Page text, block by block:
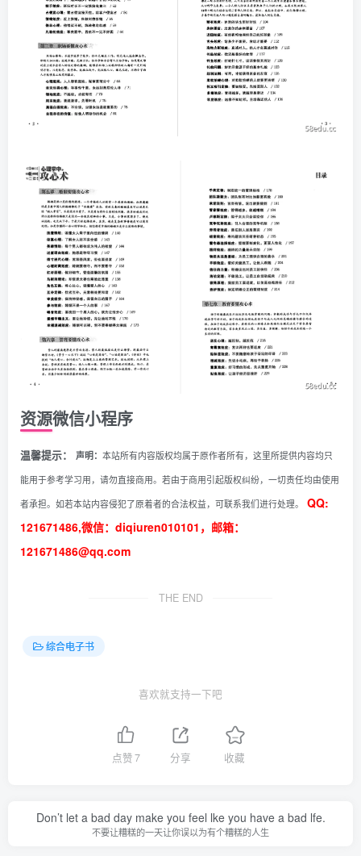
资源微信小程序
温馨提示： 声明： 本站所有内容版权均属于原作者所有，这里所提供内容均只
能用于参考学习用，请勿直接商用。若由于商用引起版权纠纷，一切责任均由使用
者承担。如若本站内容侵犯了原着者的合法权益，可联系我们进行处理。
QQ:
121671486,微信：diqiuren010101，邮箱：
121671486@qq.com
THE END
综合电子书
喜欢就支持一下吧
点赞7 分享 收藏
Don’t let a bad day make you feel lke you have a bad lfe.
不要让糟糕的一天让你误以为有个糟糕的人生